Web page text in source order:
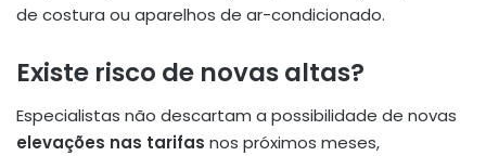
de costura ou aparelhos de ar-condicionado.
Existe risco de novas altas?
Especialistas não descartam a possibilidade de novas
elevações nas tarifas nos próximos meses,